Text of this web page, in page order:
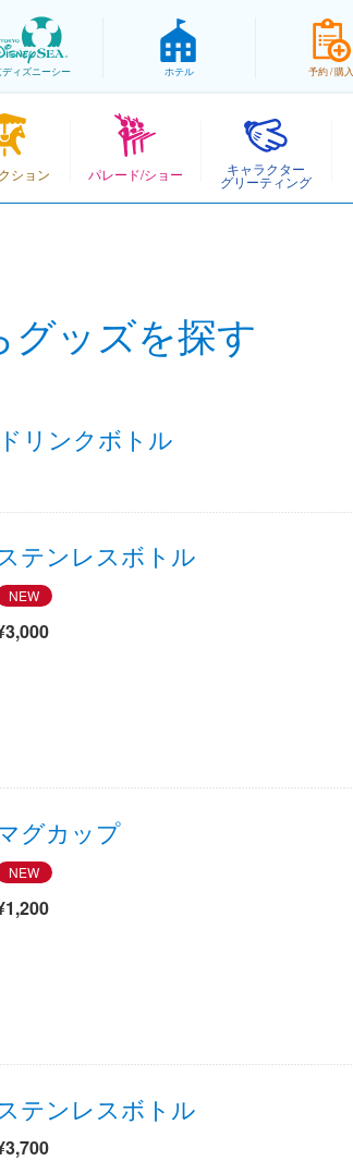
ディズニーシー ホテル 予約 / 購入
ション パレード/ショー キャラクター
グリーティング
グッズを探す
リンクボトル
ステンレスボトル
NEW
グカップ
NEW
ステンレスボトル